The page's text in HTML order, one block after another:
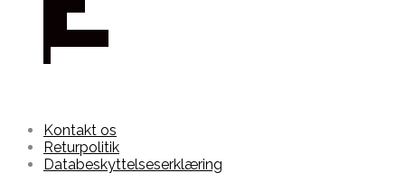
Kontakt os
Returpolitik
Databeskyttelseserklæring